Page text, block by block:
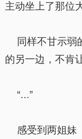
主动坐上了那位
同样不甘示弱
的另一边，不肯
“...”
感受到两姐妹